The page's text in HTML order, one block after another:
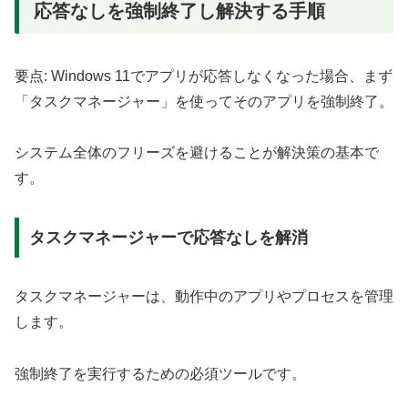
応答なしを強制終了し解決する手順
要点: Windows 11でアプリが応答しなくなった場合、まず
「タスクマネージャー」を使ってそのアプリを強制終了。
システム全体のフリーズを避けることが解決策の基本で
す。
タスクマネージャーで応答なしを解消
タスクマネージャーは、動作中のアプリやプロセスを管理
します。
強制終了を実行するための必須ツールです。